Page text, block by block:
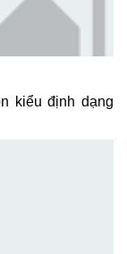
kiểu định dạng